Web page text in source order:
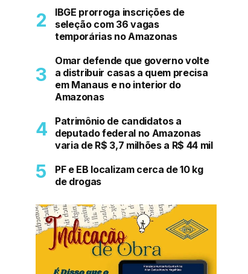
IBGE prorroga inscrições de
seleção com 36 vagas
temporárias no Amazonas
Omar defende que governo volte
a distribuir casas a quem precisa
em Manaus e no interior do
Amazonas
Patrimônio de candidatos a
deputado federal no Amazonas
varia de R$ 3,7 milhões a R$ 44 mil
PF e EB localizam cerca de 10 kg
de drogas